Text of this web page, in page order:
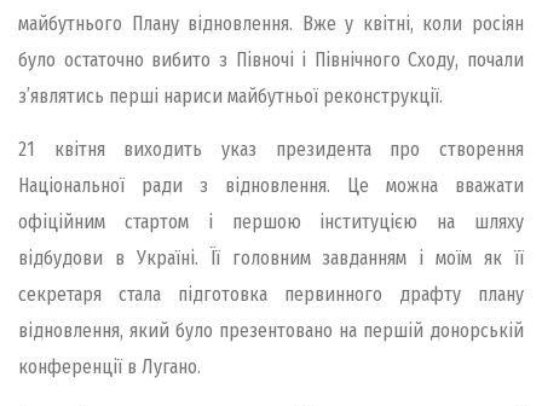
майбутнього Плану відновлення. Вже у квітні, коли росіян
було остаточно вибито з Півночі і Північного Сходу, почали
з’являтись перші нариси майбутньої реконструкції.
21 квітня виходить указ президента про створення
Національної ради з відновлення. Це можна вважати
офіційним стартом і першою інституцією на шляху
відбудови в Україні. Її головним завданням і моїм як її
секретаря стала підготовка первинного драфту плану
відновлення, який було презентовано на першій донорській
конференції в Лугано.